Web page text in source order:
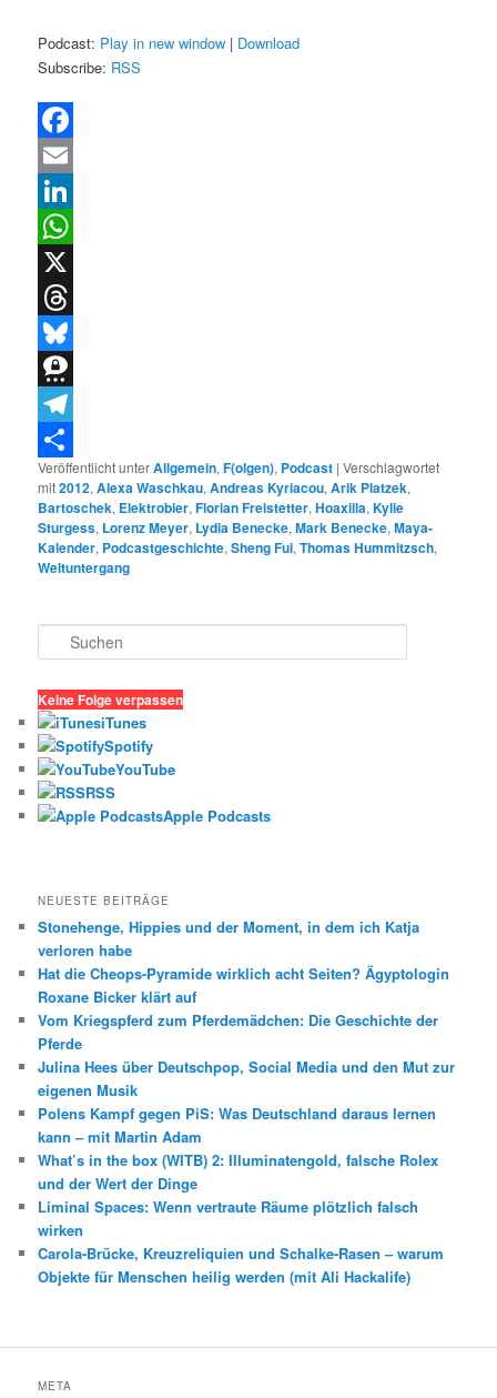
Podcast: Play in new window | Download
Subscribe: RSS
Facebook
Email
LinkedIn
WhatsApp
X
Threads
Bluesky
Threema
Telegram
Teilen
Veröffentlicht unterAllgemein,F(olgen), Podcast |Verschlagwortet
mit2012,Alexa Waschkau,Andreas Kyriacou,Arik Platzek,
Bartoschek, Elektrobier,Florian Freistetter,Hoaxilla,Kylie
Sturgess, Lorenz Meyer, Lydia Benecke,Mark Benecke,Maya-
Kalender, Podcastgeschichte,Sheng Fui,Thomas Hummitzsch,
Weltuntergang
u
h
e
n
Keine Folge verpassen
iTunes
Spotify
YouTube
RSS
Apple Podcasts
NEUESTE BEITRÄGE
Stonehenge, Hippies und der Moment, in dem ich Katja
verloren habe
Hat die Cheops-Pyramide wirklich acht Seiten? Ägyptologin
Roxane Bicker klärt auf
Vom Kriegspferd zum Pferdemädchen: Die Geschichte der
Pferde
Julina Hees über Deutschpop, Social Media und den Mut zur
eigenen Musik
Polens Kampf gegen PiS: Was Deutschland daraus lernen
kann – mit Martin Adam
What’s in the box (WITB) 2: Illuminatengold, falsche Rolex
und der Wert der Dinge
Liminal Spaces: Wenn vertraute Räume plötzlich falsch
wirken
Carola-Brücke, Kreuzreliquien und Schalke-Rasen – warum
Objekte für Menschen heilig werden (mit Ali Hackalife)
META